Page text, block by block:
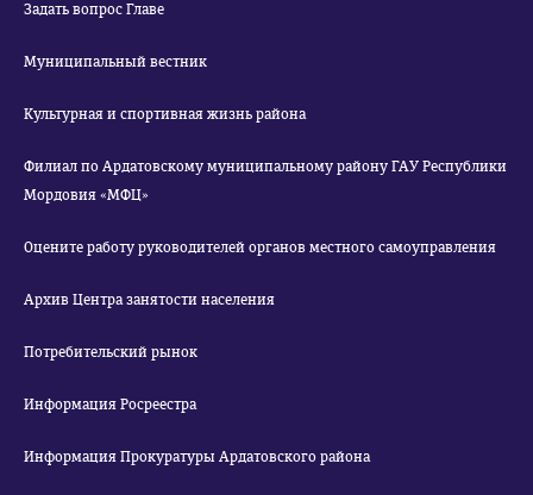
Задать вопрос Главе
Муниципальный вестник
Культурная и спортивная жизнь района
Филиал по Ардатовскому муниципальному району ГАУ Республики
Мордовия «МФЦ»
Оцените работу руководителей органов местного самоуправления
Архив Центра занятости населения
Потребительский рынок
Информация Росреестра
Информация Прокуратуры Ардатовского района